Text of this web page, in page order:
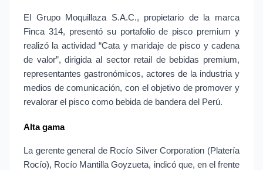
El Grupo Moquillaza S.A.C., propietario de la marca
Finca 314, presentó su portafolio de pisco premium y
realizó la actividad “Cata y maridaje de pisco y cadena
de valor”, dirigida al sector retail de bebidas premium,
representantes gastronómicos, actores de la industria y
medios de comunicación, con el objetivo de promover y
revalorar el pisco como bebida de bandera del Perú.
Alta gama
La gerente general de Rocío Silver Corporation (Platería
Rocío), Rocío Mantilla Goyzueta, indicó que, en el frente